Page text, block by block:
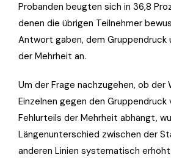
Probanden beugten sich in 36,8
denen die übrigen Teilnehmer
Antwort gaben, dem Gruppendruck
der Mehrheit an.
Um der Frage nachzugehen, ob der
Einzelnen gegen den
Fehlurteils der Mehrheit abhängt,
Längenunterschied zwischen der
anderen Linien systematisch